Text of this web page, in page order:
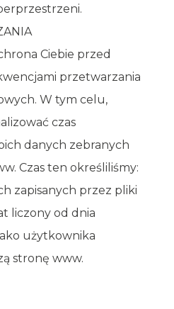
Ciebie przed
przetwarzania
W tym celu,
czas
danych zebranych
Czas ten określiliśmy:
zapisanych przez pliki
liczony od dnia
użytkownika
stronę www.